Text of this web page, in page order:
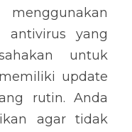
antivirus yang
untuk
update
rutin. Anda
agar tidak